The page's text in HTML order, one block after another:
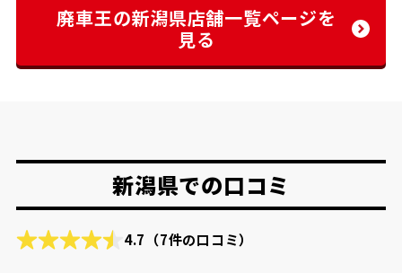
廃車王の新潟県店舗一覧ページを
見る
新潟県での口コミ
4.7 （7件の口コミ）